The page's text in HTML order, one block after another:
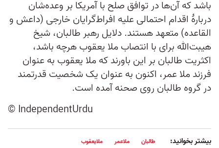
باشد که آن‌ها در توافق صلح با آمریکا بر وعده‌شان
دربارۀ اقدام احتمالی علیه افراط‌گرایان خارجی (داعش و
القاعده) متعهد هستند. دلایل رهبر طالبان، شیخ
هیبت‌الله برای با انتصاب ملا یعقوب هرچه باشد،
اکثریت طالبان بر این باورند که ملا یعقوب به عنوان
فرزند ملا عمر، اکنون به عنوان یک شخصیت قدرتمند
در گروه طالبان روی صحنه آمده است.
© IndependentUrdu
بیشتر بخوانید: طالبان ملاعمر ملایعقوب